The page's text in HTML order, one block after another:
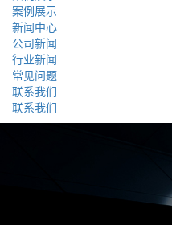
案例展示
新闻中心
公司新闻
行业新闻
常见问题
联系我们
联系我们